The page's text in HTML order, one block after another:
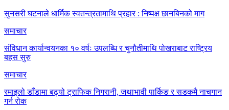
सुनसरी घटनाले धार्मिक स्वतन्त्रतामाथि प्रहार : निष्पक्ष छानबिनको माग
समाचार
संविधान कार्यान्वयनका १० वर्षः उपलब्धि र चुनौतीमाथि पोखराबाट राष्ट्रिय
बहस सुरु
समाचार
रमाइलो डाँडामा बढ्यो ट्राफिक निगरानी, जथाभावी पार्किङ र सडकमै नाचगान
गर्न रोक